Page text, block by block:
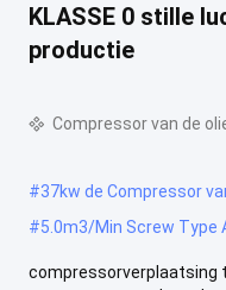
KLASSE 0 stille
productie
Compressor van de
#37kw de Compressor
#5.0m3/Min Screw Type
compressorverplaatsing